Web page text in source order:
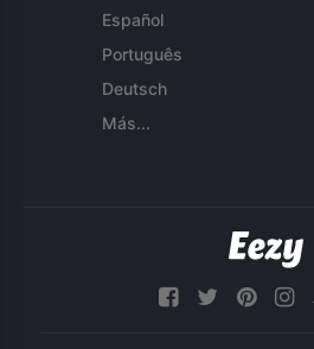
Español
Português
Deutsch
Más...